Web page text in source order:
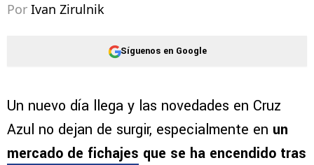
Por Ivan Zirulnik
Síguenos en Google
Un nuevo día llega y las novedades en Cruz
Azul no dejan de surgir, especialmente en un
mercado de fichajes que se ha encendido tras